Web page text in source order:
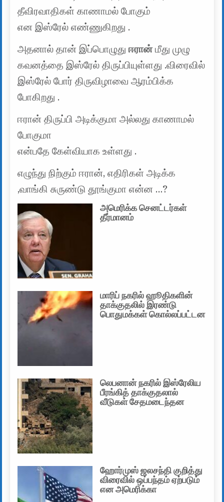
தீவிரவாதிகள் காணாமல் போகும்
என இஸ்ரேல் எண்ணுகிறது .
அதனால் தான் இப்பொழுதுஈரான்மீது முழு
கவனத்தை இஸ்ரேல் திருப்பியுள்ளது .விரைவில்
இஸ்ரேல் போர் திருவிழாவை ஆரம்பிக்க
போகிறது .
ஈரான் திருப்பி அடிக்குமா அல்லது காணாமல்
போகுமா
என்பதே கேள்வியாக உள்ளது .
எழுந்து நிற்கும் ஈரான், எதிரிகள் அடிக்க
,வாங்கி சுருண்டு தூங்குமா என்ன …?
அமெரிக்க செனட்டர்கள்
தீர்மானம்
மாரிப் நகரில் ஹூதிகளின்
தாக்குதலில் இரண்டு
பொதுமக்கள் கொல்லப்பட்டன
லெபனான் நகரில் இஸ்ரேலிய
பீரங்கித் தாக்குதலால்
வீடுகள் சேதமடைந்தன
ஹோர்முஸ் ஜலசந்தி குறித்து
விரைவில் ஒப்பந்தம் ஏற்படும்
என அமெரிக்கா